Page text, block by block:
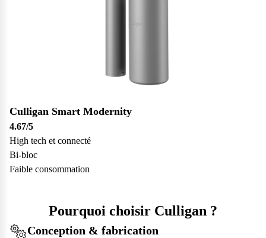
Culligan Smart Modernity
4.67/5
High tech et connecté
Bi-bloc
Faible consommation
Pourquoi choisir Culligan ?
Conception & fabrication